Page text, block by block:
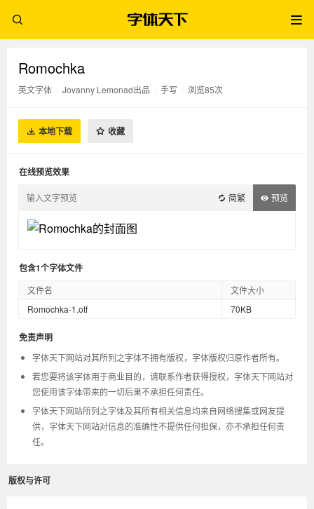
Romochka
英文字体 Jovanny Lemonad出品 手写 浏览85次
本地下载 收藏
在线预览效果
简繁 预览
包含1个字体文件
文件名
文件大小
Romochka-1.otf
70KB
免责声明
字体天下网站对其所列之字体不拥有版权，字体版权归原作者所有。
若您要将该字体用于商业目的，请联系作者获得授权，字体天下网站对
您使用该字体带来的一切后果不承担任何责任。
字体天下网站所列之字体及其所有相关信息均来自网络搜集或网友提
供，字体天下网站对信息的准确性不提供任何担保，亦不承担任何责
任。
版权与许可